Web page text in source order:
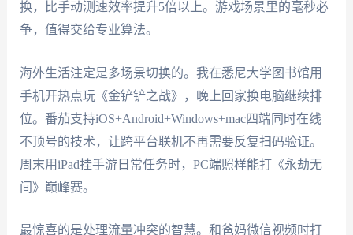
换，比手动测速效率提升5倍以上。游戏场景里的毫秒必
争，值得交给专业算法。
海外生活注定是多场景切换的。我在悉尼大学图书馆用
手机开热点玩《金铲铲之战》，晚上回家换电脑继续排
位。番茄支持iOS+Android+Windows+mac四端同时在线
不顶号的技术，让跨平台联机不再需要反复扫码验证。
周末用iPad挂手游日常任务时，PC端照样能打《永劫无
间》巅峰赛。
最惊喜的是处理流量冲突的智慧。和爸妈微信视频时打